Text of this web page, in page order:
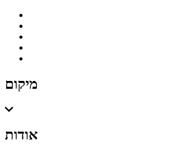
מיקום
אודות